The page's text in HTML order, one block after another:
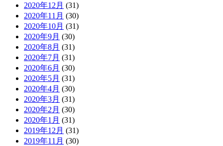
2020年12月 (31)
2020年11月 (30)
2020年10月 (31)
2020年9月 (30)
2020年8月 (31)
2020年7月 (31)
2020年6月 (30)
2020年5月 (31)
2020年4月 (30)
2020年3月 (31)
2020年2月 (30)
2020年1月 (31)
2019年12月 (31)
2019年11月 (30)